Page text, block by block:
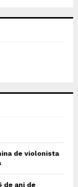
de violonista
de ani de